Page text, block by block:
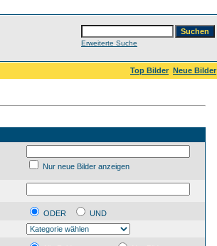
Erweiterte Suche
Top Bilder Neue Bilder
Nur neue Bilder anzeigen
ODER
UND